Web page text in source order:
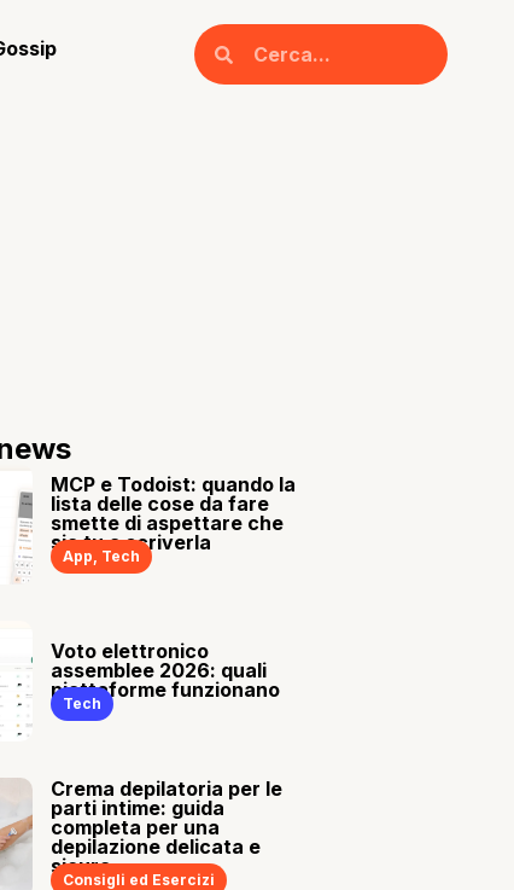
MCP e Todoist: quando la
lista delle cose da fare
smette di aspettare che
sia tu a scriverla
App, Tech
Voto elettronico
assemblee 2026: quali
piattaforme funzionano
Tech
Crema depilatoria per le
parti intime: guida
completa per una
depilazione delicata e
sicura
Consigli ed Esercizi